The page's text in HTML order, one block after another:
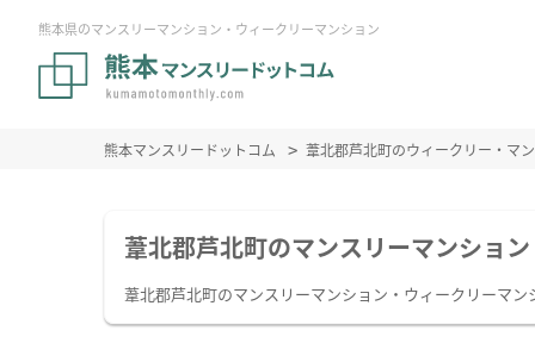
熊本県のマンスリーマンション・ウィークリーマンション
熊本マンスリードットコム 葦北郡芦北町のウィークリー・マ
葦北郡芦北町のマンスリーマンショ
葦北郡芦北町のマンスリーマンション・ウィークリーマ